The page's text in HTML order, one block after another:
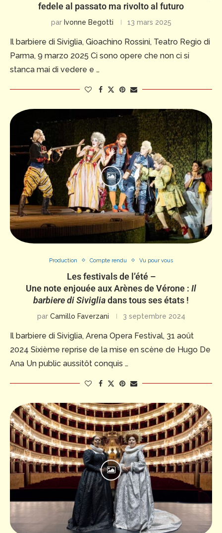
fedele al passato ma rivolto al futuro
par Ivonne Begotti 13 mars 2025
Il barbiere di Siviglia, Gioachino Rossini, Teatro Regio di
Parma, 9 marzo 2025 Ci sono opere che non ci si
stanca mai di vedere e …
Production Compte rendu Vu pour vous
Les festivals de l’été –
Une note enjouée aux Arènes de Vérone : Il
barbiere di Sivigliadans tous ses états !
par Camillo Faverzani 3 septembre 2024
Il barbiere di Siviglia, Arena Opera Festival, 31 août
2024 Sixième reprise de la mise en scène de Hugo De
Ana Un public aussitôt conquis …